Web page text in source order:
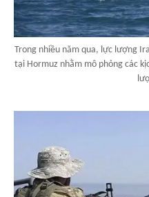
Trong nhiều năm qua, lực lượng
tại Hormuz nhằm mô phỏng các